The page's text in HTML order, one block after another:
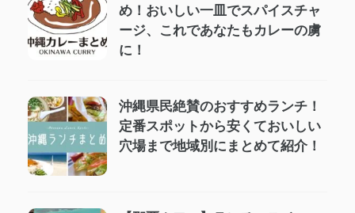
め！おいしい一皿でスパイスチャ
ージ、これであなたもカレーの虜
に！
沖縄県民絶賛のおすすめランチ！
定番スポットから安くておいしい
穴場まで地域別にまとめて紹介！